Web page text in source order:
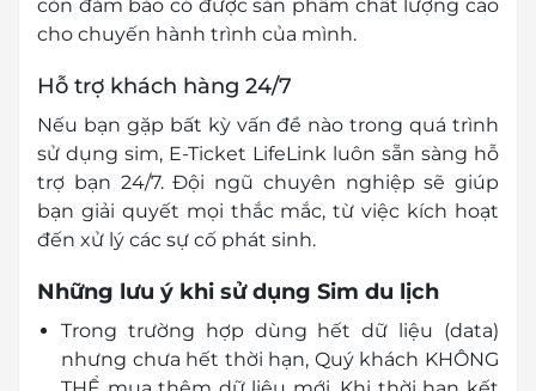
còn đảm bảo có được sản phẩm chất lượng cao
cho chuyến hành trình của mình.
Hỗ trợ khách hàng 24/7
Nếu bạn gặp bất kỳ vấn đề nào trong quá trình
sử dụng sim, E-Ticket LifeLink luôn sẵn sàng hỗ
trợ bạn 24/7. Đội ngũ chuyên nghiệp sẽ giúp
bạn giải quyết mọi thắc mắc, từ việc kích hoạt
đến xử lý các sự cố phát sinh.
Những lưu ý khi sử dụng Sim du lịch
Trong trường hợp dùng hết dữ liệu (data)
nhưng chưa hết thời hạn, Quý khách KHÔNG